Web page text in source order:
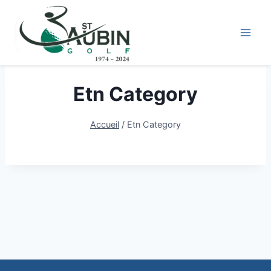
contenu
Etn Category
Accueil / Etn Category